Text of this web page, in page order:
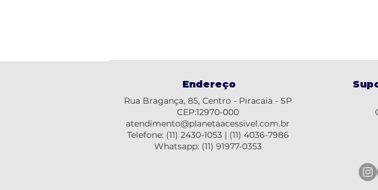
Endereço
Rua Bragança, 85, Centro - Piracaia - SP
CEP:12970-000
atendimento@planetaacessivel.com.br
Telefone: (11) 2430-1053| (11) 4036-7986
Whatsapp: (11) 91977-0353